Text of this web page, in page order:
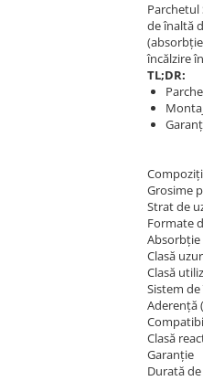
Parchetul
de înaltă
încălzire
TL;DR:
Grosime
Strat de
Formate
Absorbție
Clasă
Clasă
Sistem
Aderență
Clasă
Garanție
Durată